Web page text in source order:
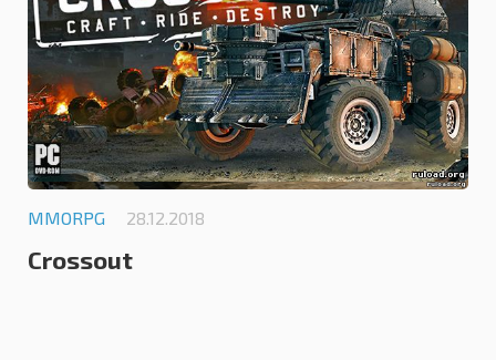
MMORPG 28.12.2018
Crossout